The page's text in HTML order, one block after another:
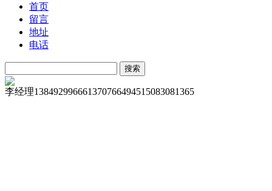
首页
留言
地址
电话
李经理138492996661370766494515083081365